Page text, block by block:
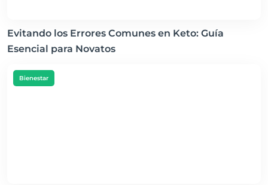
Evitando los Errores Comunes en Keto: Guía
Esencial para Novatos
Bienestar